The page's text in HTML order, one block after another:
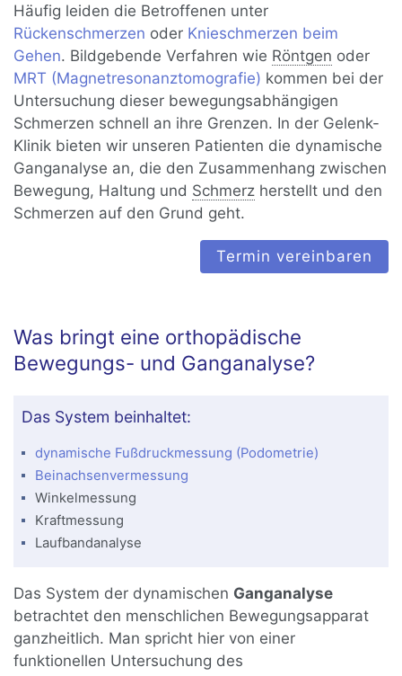
Häufig leiden die Betroffenen unter
Rückenschmerzen oder Knieschmerzen beim
Gehen. Bildgebende Verfahren wie Röntgen oder
MRT (Magnetresonanztomografie) kommen bei der
Untersuchung dieser bewegungsabhängigen
Schmerzen schnell an ihre Grenzen. In der Gelenk-
Klinik bieten wir unseren Patienten die dynamische
Ganganalyse an, die den Zusammenhang zwischen
Bewegung, Haltung und Schmerz herstellt und den
Schmerzen auf den Grund geht.
Termin vereinbaren
Was bringt eine orthopädische
Bewegungs- und Ganganalyse?
Das System beinhaltet:
dynamische Fußdruckmessung (Podometrie)
Beinachsenvermessung
Winkelmessung
Kraftmessung
Laufbandanalyse
Das System der dynamischen Ganganalyse
betrachtet den menschlichen Bewegungsapparat
ganzheitlich. Man spricht hier von einer
funktionellen Untersuchung des